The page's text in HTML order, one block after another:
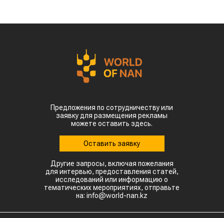
Предложения по сотрудничеству или
заявку для размещения рекламы
можете оставить здесь.
Оставить заявку
Другие запросы, включая пожелания
для интервью, предоставления статей,
исследований или информацию о
тематических мероприятиях, отправьте
на: info@world-nan.kz